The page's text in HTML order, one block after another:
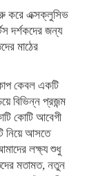
করে এক্সক্লুসিভ
দর্শকদের জন্য
মাঠের
কেবল একটি
বিভিন্ন প্রজন্ম
কোটি আবেগী
নিয়ে আসতে
লক্ষ্য শুধু
মতামত, নতুন